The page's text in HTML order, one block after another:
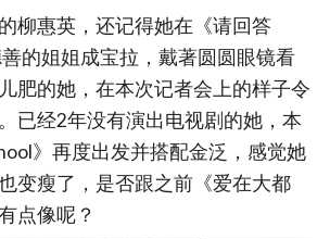
柳惠英，还记得她在《请回答
的姐姐成宝拉，戴著圆圆眼镜看
肥的她，在本次记者会上的样子令
已经2年没有演出电视剧的她，本
》再度出发并搭配金泛，感觉她
变瘦了，是否跟之前《爱在大都
点像呢？